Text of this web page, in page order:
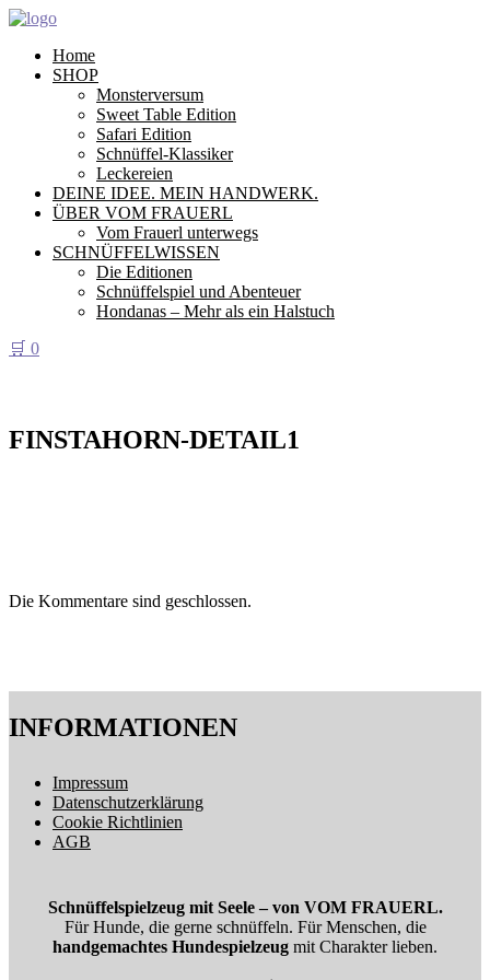
Home
SHOP
Monsterversum
Sweet Table Edition
Safari Edition
Schnüffel-Klassiker
Leckereien
DEINE IDEE. MEIN HANDWERK.
ÜBER VOM FRAUERL
Vom Frauerl unterwegs
SCHNÜFFELWISSEN
Die Editionen
Schnüffelspiel und Abenteuer
Hondanas – Mehr als ein Halstuch
🛒 0
FINSTAHORN-DETAIL1
Die Kommentare sind geschlossen.
INFORMATIONEN
Impressum
Datenschutzerklärung
Cookie Richtlinien
AGB
Schnüffelspielzeug mit Seele – von VOM FRAUERL.
Für Hunde, die gerne schnüffeln. Für Menschen, die
handgemachtes Hundespielzeug mit Charakter lieben.